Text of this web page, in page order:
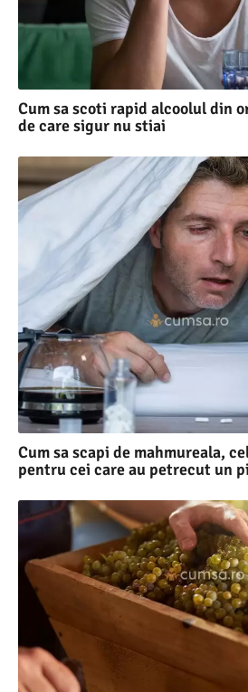
Cum sa scoti rapid alcoolul din
de care sigur nu stiai
Cum sa scapi de mahmureala,
pentru cei care au petrecut un